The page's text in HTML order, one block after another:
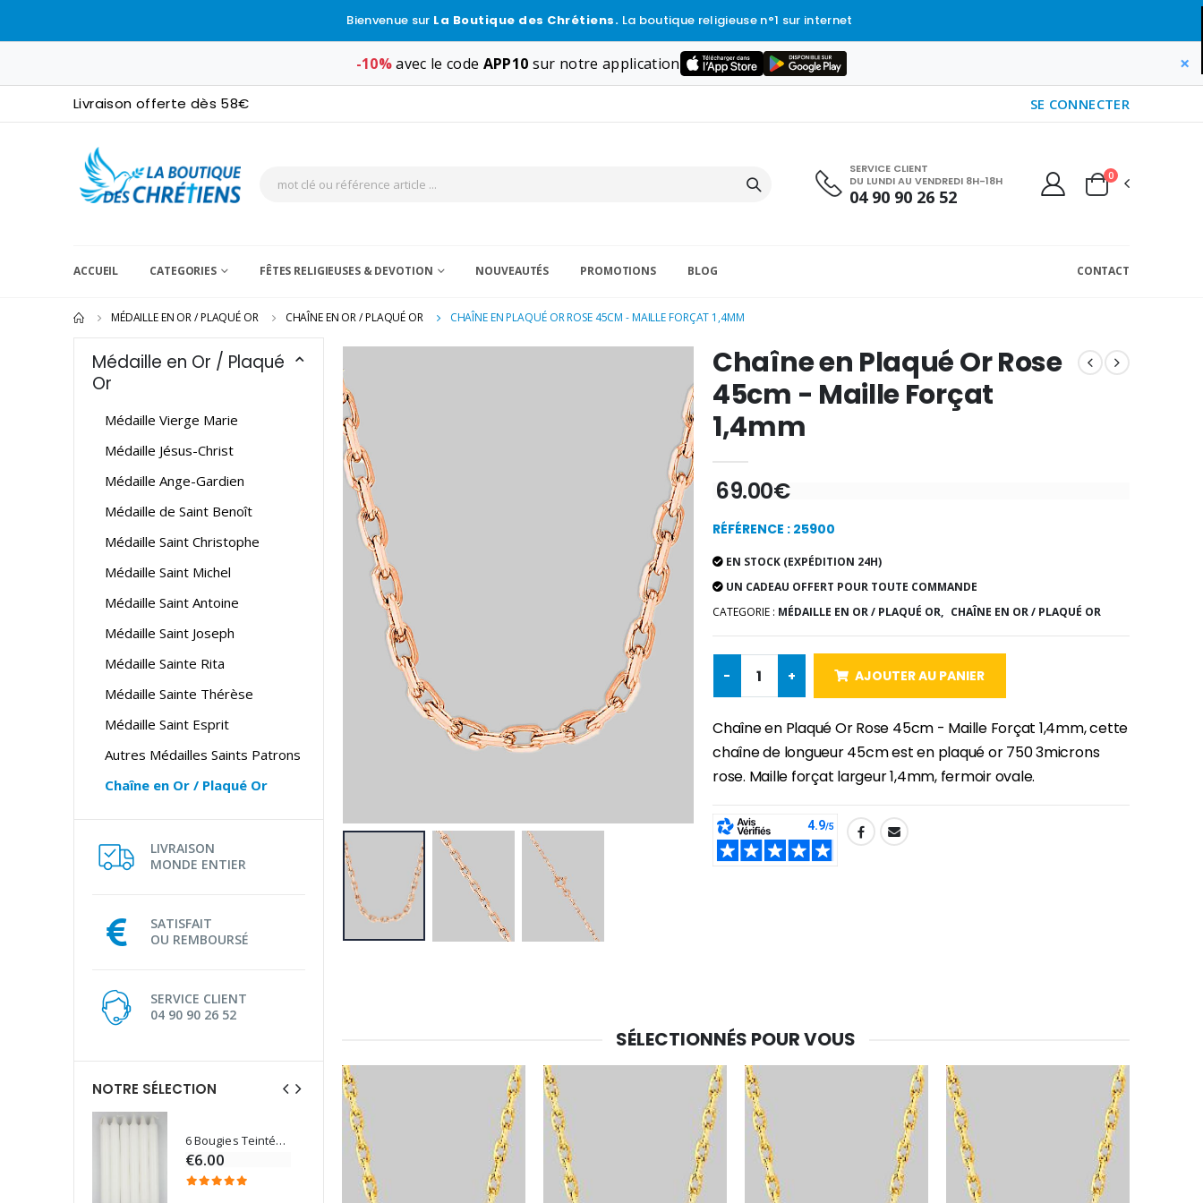
Bienvenue sur La Boutique des Chrétiens. La boutique religieuse n°1 sur internet
-10%avec le code APP10 sur notre application ×
Livraison offerte dès 58€ SE CONNECTER
SERVICE CLIENT
DU LUNDI AU VENDREDI 8H-18H
04 90 90 26 52
0
ACCUEIL CATEGORIES FÊTES RELIGIEUSES & DEVOTION NOUVEAUTÉS PROMOTIONS BLOG CONTACT
MÉDAILLE EN OR / PLAQUÉ OR CHAÎNE EN OR / PLAQUÉ OR CHAÎNE EN PLAQUÉ OR ROSE 45CM - MAILLE FORÇAT 1,4MM
Médaille en Or / Plaqué
Or
Médaille Vierge Marie
Médaille Jésus-Christ
Médaille Ange-Gardien
Médaille de Saint Benoît
Médaille Saint Christophe
Médaille Saint Michel
Médaille Saint Antoine
Médaille Saint Joseph
Médaille Sainte Rita
Médaille Sainte Thérèse
Médaille Saint Esprit
Autres Médailles Saints Patrons
Chaîne en Or / Plaqué Or
LIVRAISON
MONDE ENTIER
SATISFAIT
OU REMBOURSÉ
SERVICE CLIENT
04 90 90 26 52
NOTRE SÉLECTION
6 Bougies Teintées Masse Couleur Blanche
€6.00 Une bougie 150 gr et votre Prière déposées à Lourdes
€7.00
-30%
Une bougie 150 gr et votre Prière déposées à Lourdes
€10.00
Chaîne en Plaqué Or Rose
45cm - Maille Forçat
1,4mm
69.00€
RÉFÉRENCE : 25900
EN STOCK (EXPÉDITION 24H)
UN CADEAU OFFERT POUR TOUTE COMMANDE
CATEGORIE : MÉDAILLE EN OR / PLAQUÉ OR, CHAÎNE EN OR / PLAQUÉ OR
- + AJOUTER AU PANIER
Chaîne en Plaqué Or Rose 45cm - Maille Forçat 1,4mm, cette
chaîne de longueur 45cm est en plaqué or 750 3microns
rose. Maille forçat largeur 1,4mm, fermoir ovale.
SHARE:
SÉLECTIONNÉS POUR VOUS